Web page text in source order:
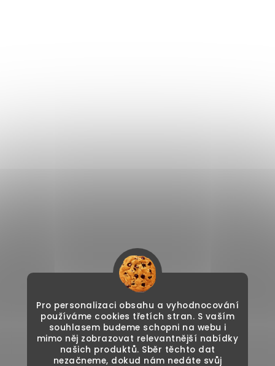
Pro personalizaci obsahu a vyhodnocování
používáme cookies třetích stran. S vaším
souhlasem budeme schopni na webu i
mimo něj zobrazovat relevantnější nabídky
našich produktů. Sběr těchto dat
nezačneme, dokud nám nedáte svůj